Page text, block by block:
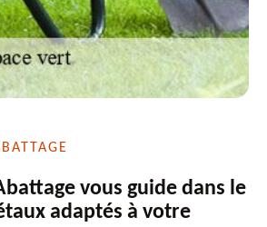
vous guide dans le
adaptés à votre